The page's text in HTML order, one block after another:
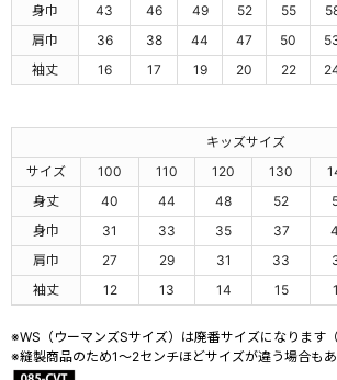
身巾
43 46 49 52 55
肩巾
36 38 44 47 50
袖丈
16 17 19 20 22
キッズサイズ
サイズ
100 110 120 130
身丈
40 44 48 52
身巾
31 33 35 37
肩巾
27 29 31 33
袖丈
12 13 14 15
※WS（ウーマンズSサイズ）は廃番サイズになります（
※縫製商品のため1～2センチほどサイズが違う場合もあ